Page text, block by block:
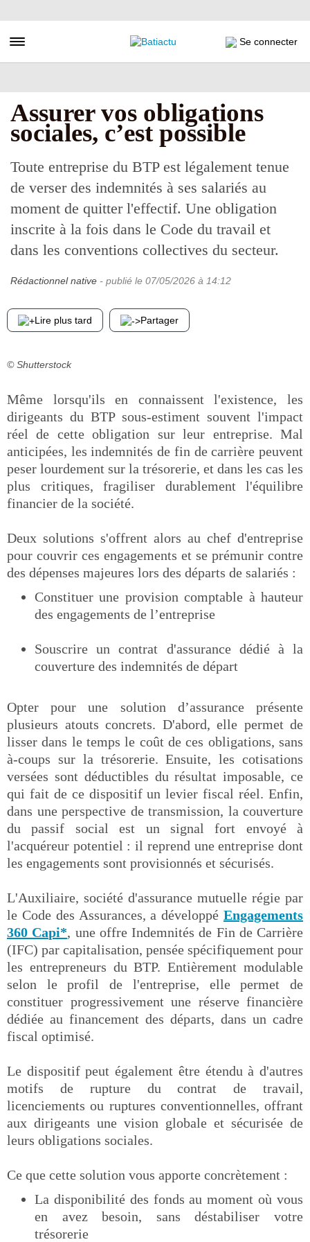
au
principal
Toggle navigation Se connecter
Assurer vos obligations
sociales, c’est possible
Toute entreprise du BTP est légalement tenue
de verser des indemnités à ses salariés au
moment de quitter l'effectif. Une obligation
inscrite à la fois dans le Code du travail et
dans les conventions collectives du secteur.
Rédactionnel native - publié le 07/05/2026 à 14:12
Lire plus tard Partager
© Shutterstock
Même lorsqu'ils en connaissent l'existence, les
dirigeants du BTP sous-estiment souvent l'impact
réel de cette obligation sur leur entreprise. Mal
anticipées, les indemnités de fin de carrière peuvent
peser lourdement sur la trésorerie, et dans les cas les
plus critiques, fragiliser durablement l'équilibre
financier de la société.
Deux solutions s'offrent alors au chef d'entreprise
pour couvrir ces engagements et se prémunir contre
des dépenses majeures lors des départs de salariés :
Constituer une provision comptable à hauteur
des engagements de l’entreprise
Souscrire un contrat d'assurance dédié à la
couverture des indemnités de départ
Opter pour une solution d’assurance présente
plusieurs atouts concrets. D'abord, elle permet de
lisser dans le temps le coût de ces obligations, sans
à-coups sur la trésorerie. Ensuite, les cotisations
versées sont déductibles du résultat imposable, ce
qui fait de ce dispositif un levier fiscal réel. Enfin,
dans une perspective de transmission, la couverture
du passif social est un signal fort envoyé à
l'acquéreur potentiel : il reprend une entreprise dont
les engagements sont provisionnés et sécurisés.
L'Auxiliaire, société d'assurance mutuelle régie par
le Code des Assurances, a développé Engagements
360 Capi*, une offre Indemnités de Fin de Carrière
(IFC) par capitalisation, pensée spécifiquement pour
les entrepreneurs du BTP. Entièrement modulable
selon le profil de l'entreprise, elle permet de
constituer progressivement une réserve financière
dédiée au financement des départs, dans un cadre
fiscal optimisé.
Le dispositif peut également être étendu à d'autres
motifs de rupture du contrat de travail,
licenciements ou ruptures conventionnelles, offrant
aux dirigeants une vision globale et sécurisée de
leurs obligations sociales.
Ce que cette solution vous apporte concrètement :
La disponibilité des fonds au moment où vous
en avez besoin, sans déstabiliser votre
trésorerie